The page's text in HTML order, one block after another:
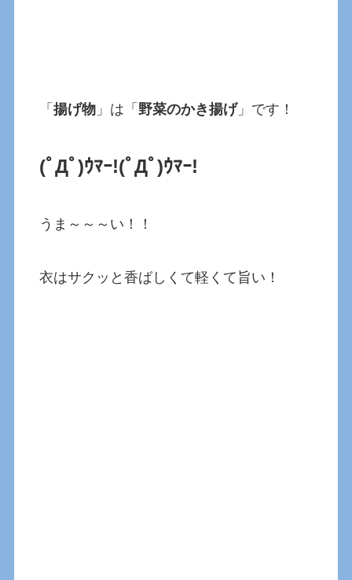
「揚げ物 」は「 野菜のかき揚げ」です！
(ﾟДﾟ)ｳﾏｰ!(ﾟДﾟ)ｳﾏｰ!
うま～～～い！！
衣はサクッと香ばしくて軽くて旨い！